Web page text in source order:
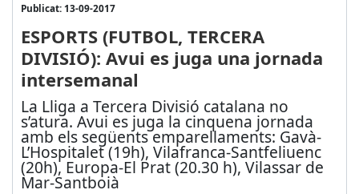
Publicat: 13-09-2017
ESPORTS (FUTBOL, TERCERA
DIVISIÓ): Avui es juga una jornada
intersemanal
La Lliga a Tercera Divisió catalana no
s’atura. Avui es juga la cinquena jornada
amb els següents emparellaments: Gavà-
L’Hospitalet (19h), Vilafranca-Santfeliuenc
(20h), Europa-El Prat (20.30 h), Vilassar de
Mar-Santboià